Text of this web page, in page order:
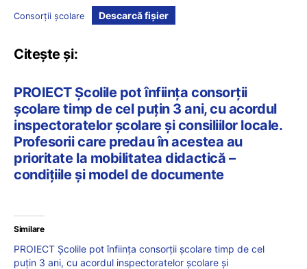
Consorții școlare Descarcă fișier
Citește și:
PROIECT Școlile pot înființa consorții
școlare timp de cel puțin 3 ani, cu acordul
inspectoratelor școlare și consiliilor locale.
Profesorii care predau în acestea au
prioritate la mobilitatea didactică –
condițiile și model de documente
Similare
PROIECT Școlile pot înființa consorții școlare timp de cel
puțin 3 ani, cu acordul inspectoratelor școlare și